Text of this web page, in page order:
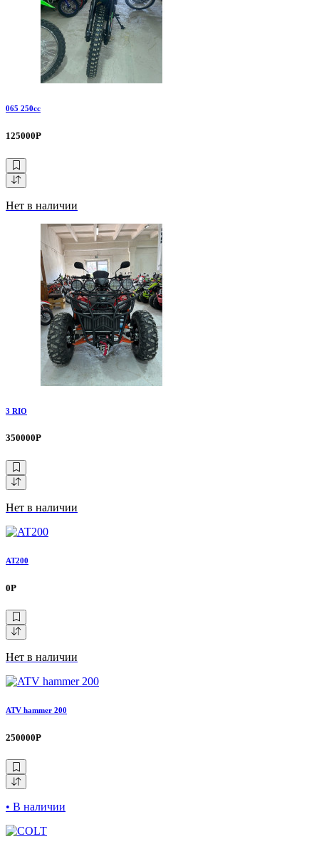
065 250сс
125000Р
Нет в наличии
3 RIO
350000Р
Нет в наличии
AT200
0Р
Нет в наличии
ATV hammer 200
250000Р
• В наличии